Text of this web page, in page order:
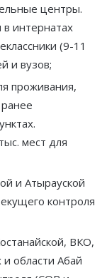
центры.
интернатах
(9-11
и вузов;
проживания,
мест для
и Атырауской
контроля
ВКО,
области Абай